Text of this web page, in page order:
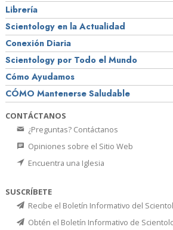
Librería
Scientology en la Actualidad
Conexión Diaria
Scientology por Todo el Mundo
Cómo Ayudamos
CÓMO Mantenerse Saludable
CONTÁCTANOS
¿Preguntas? Contáctanos
Opiniones sobre el Sitio Web
Encuentra una Iglesia
SUSCRÍBETE
Recibe el Boletín Informativo del
Obtén el Boletín Informativo de